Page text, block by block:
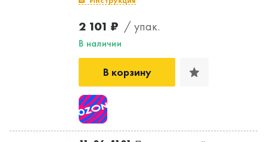
2 101 ₽ / упак.
В наличии
В корзину